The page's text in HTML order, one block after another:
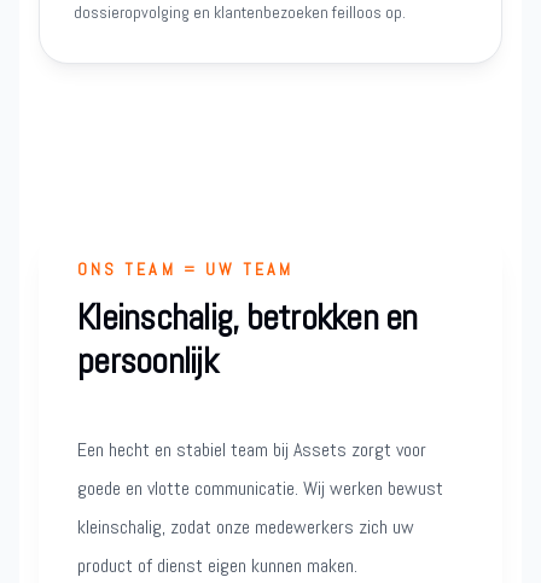
dossieropvolging en klantenbezoeken feilloos op.
ONS TEAM = UW TEAM
Kleinschalig, betrokken en
persoonlijk
Een hecht en stabiel team bij Assets zorgt voor
goede en vlotte communicatie. Wij werken bewust
kleinschalig, zodat onze medewerkers zich uw
product of dienst eigen kunnen maken.